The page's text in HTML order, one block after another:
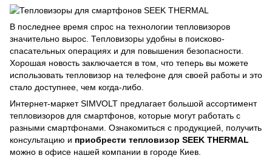
В последнее время спрос на технологии тепловизоров
значительно вырос. Тепловизоры удобны в поисково-
спасательных операциях и для повышения безопасности.
Хорошая новость заключается в том, что теперь вы можете
использовать тепловизор на телефоне для своей работы и это
стало доступнее, чем когда-либо.
Интернет-маркет SIMVOLT предлагает большой ассортимент
тепловизоров для смартфонов, которые могут работать с
разными смартфонами. Ознакомиться с продукцией, получить
консультацию и приобрести тепловизор SEEK THERMAL
можно в офисе нашей компании в городе Киев.